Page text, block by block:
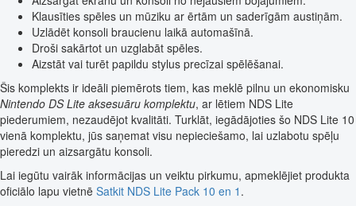
Klausīties spēles un mūziku ar ērtām un saderīgām austiņām.
Uzlādēt konsoli braucienu laikā automašīnā.
Droši sakārtot un uzglabāt spēles.
Aizstāt vai turēt papildu stylus precīzai spēlēšanai.
Šis komplekts ir ideāli piemērots tiem, kas meklē pilnu un ekonomisku
Nintendo DS Lite aksesuāru komplektu, ar lētiem NDS Lite
piederumiem, nezaudējot kvalitāti. Turklāt, iegādājoties šo NDS Lite 10
vienā komplektu, jūs saņemat visu nepieciešamo, lai uzlabotu spēļu
pieredzi un aizsargātu konsoli.
Lai iegūtu vairāk informācijas un veiktu pirkumu, apmeklējiet produkta
oficiālo lapu vietnē Satkit NDS Lite Pack 10 en 1 .